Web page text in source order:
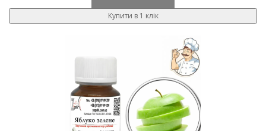
Купити в 1 клік